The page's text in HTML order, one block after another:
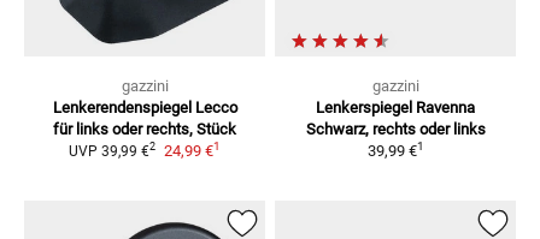
gazzini
Lenkerendenspiegel Lecco
für links oder rechts, Stück
UVP 39,99 €2 24,99 €1
gazzini
Lenkerspiegel Ravenna
Schwarz, rechts oder links
39,99 €1